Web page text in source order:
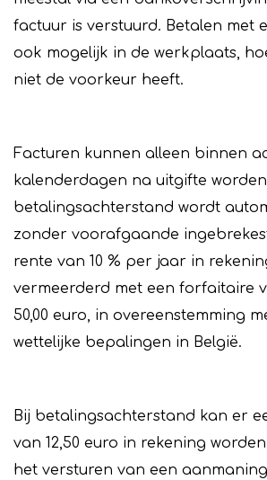
factuur is verstuurd. Betalen met
ook mogelijk in de werkplaats,
niet de voorkeur heeft.
Facturen kunnen alleen binnen
kalenderdagen na uitgifte
betalingsachterstand wordt
zonder voorafgaande
rente van 10 % per jaar in
vermeerderd met een forfaitaire
50,00 euro, in overeenstemming
wettelijke bepalingen in België.
Bij betalingsachterstand kan er
van 12,50 euro in rekening
het versturen van een